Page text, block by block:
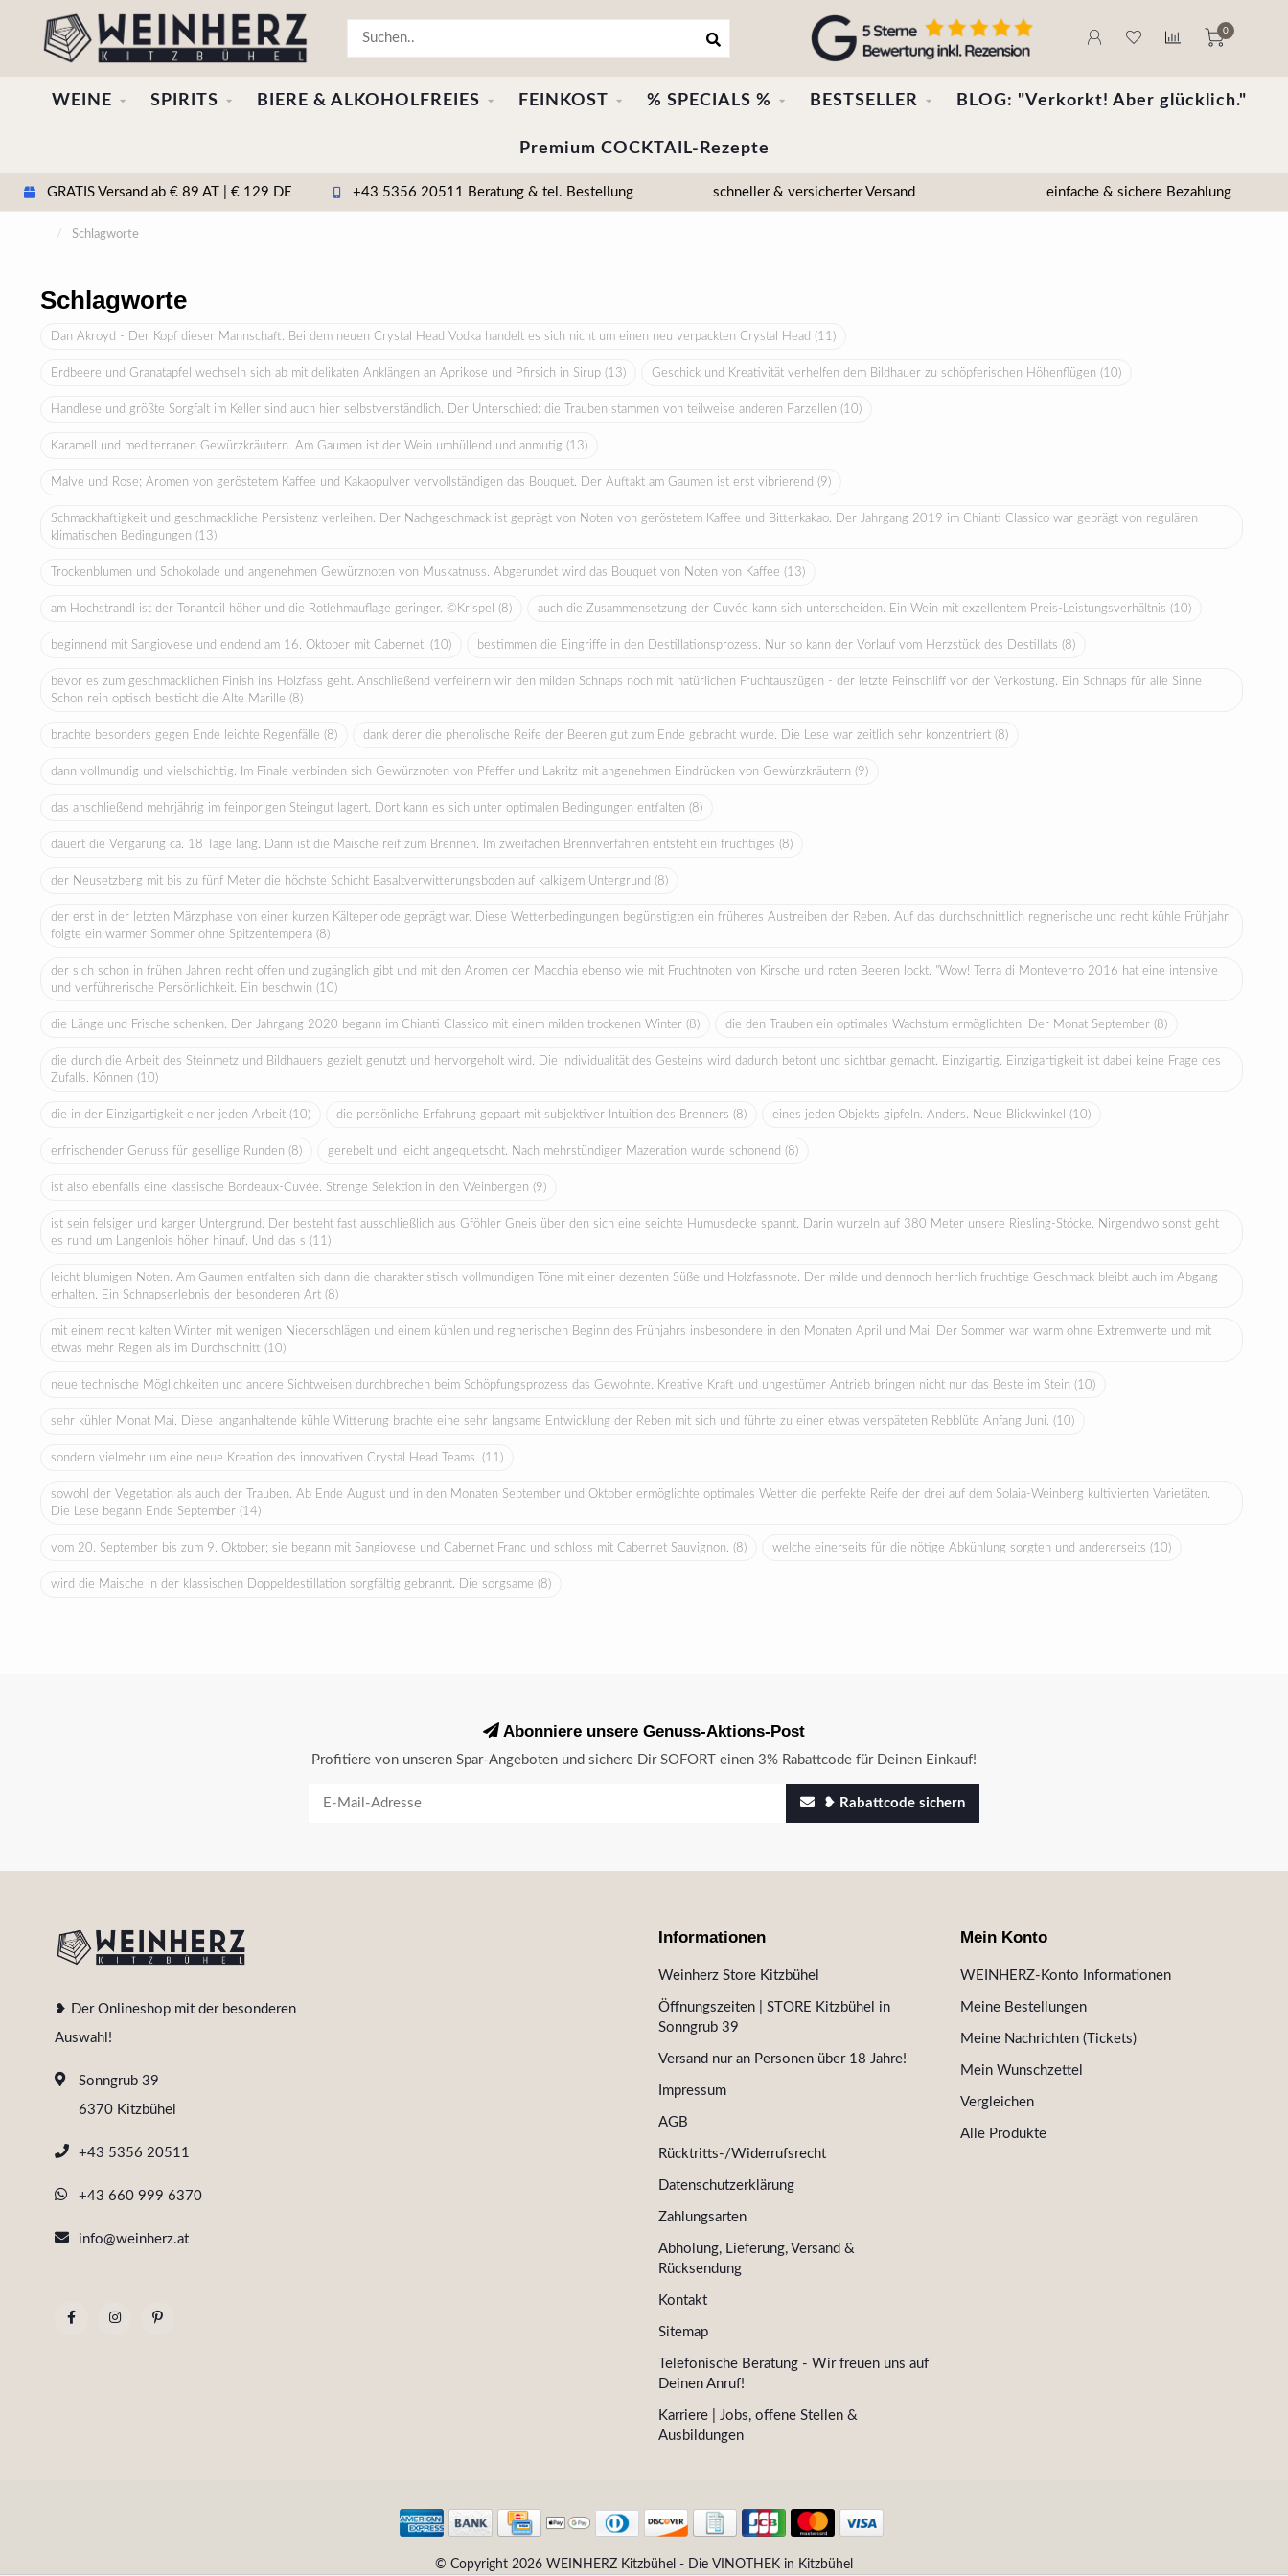
0
WEINE SPIRITS BIERE & ALKOHOLFREIES FEINKOST % SPECIALS % BESTSELLER BLOG: "Verkorkt! Aber glücklich."
Premium COCKTAIL-Rezepte
GRATIS Versand ab € 89 AT | € 129 DE +43 5356 20511 Beratung & tel. Bestellung schneller & versicherter Versand einfache & sichere Bezahlung
/ Schlagworte
Schlagworte
Dan Akroyd - Der Kopf dieser Mannschaft. Bei dem neuen Crystal Head Vodka handelt es sich nicht um einen neu verpackten Crystal Head (11)
Erdbeere und Granatapfel wechseln sich ab mit delikaten Anklängen an Aprikose und Pfirsich in Sirup (13) Geschick und Kreativität verhelfen dem Bildhauer zu schöpferischen Höhenflügen (10)
Handlese und größte Sorgfalt im Keller sind auch hier selbstverständlich. Der Unterschied: die Trauben stammen von teilweise anderen Parzellen (10)
Karamell und mediterranen Gewürzkräutern. Am Gaumen ist der Wein umhüllend und anmutig (13)
Malve und Rose; Aromen von geröstetem Kaffee und Kakaopulver vervollständigen das Bouquet. Der Auftakt am Gaumen ist erst vibrierend (9)
Schmackhaftigkeit und geschmackliche Persistenz verleihen. Der Nachgeschmack ist geprägt von Noten von geröstetem Kaffee und Bitterkakao. Der Jahrgang 2019 im Chianti Classico war geprägt von regulären
klimatischen Bedingungen (13)
Trockenblumen und Schokolade und angenehmen Gewürznoten von Muskatnuss. Abgerundet wird das Bouquet von Noten von Kaffee (13)
am Hochstrandl ist der Tonanteil höher und die Rotlehmauflage geringer. ©Krispel (8) auch die Zusammensetzung der Cuvée kann sich unterscheiden. Ein Wein mit exzellentem Preis-Leistungsverhältnis (10)
beginnend mit Sangiovese und endend am 16. Oktober mit Cabernet. (10) bestimmen die Eingriffe in den Destillationsprozess. Nur so kann der Vorlauf vom Herzstück des Destillats (8)
bevor es zum geschmacklichen Finish ins Holzfass geht. Anschließend verfeinern wir den milden Schnaps noch mit natürlichen Fruchtauszügen - der letzte Feinschliff vor der Verkostung. Ein Schnaps für alle Sinne
Schon rein optisch besticht die Alte Marille (8)
brachte besonders gegen Ende leichte Regenfälle (8) dank derer die phenolische Reife der Beeren gut zum Ende gebracht wurde. Die Lese war zeitlich sehr konzentriert (8)
dann vollmundig und vielschichtig. Im Finale verbinden sich Gewürznoten von Pfeffer und Lakritz mit angenehmen Eindrücken von Gewürzkräutern (9)
das anschließend mehrjährig im feinporigen Steingut lagert. Dort kann es sich unter optimalen Bedingungen entfalten (8)
dauert die Vergärung ca. 18 Tage lang. Dann ist die Maische reif zum Brennen. Im zweifachen Brennverfahren entsteht ein fruchtiges (8)
der Neusetzberg mit bis zu fünf Meter die höchste Schicht Basaltverwitterungsboden auf kalkigem Untergrund (8)
der erst in der letzten Märzphase von einer kurzen Kälteperiode geprägt war. Diese Wetterbedingungen begünstigten ein früheres Austreiben der Reben. Auf das durchschnittlich regnerische und recht kühle Frühjahr
folgte ein warmer Sommer ohne Spitzentempera (8)
der sich schon in frühen Jahren recht offen und zugänglich gibt und mit den Aromen der Macchia ebenso wie mit Fruchtnoten von Kirsche und roten Beeren lockt. "Wow! Terra di Monteverro 2016 hat eine intensive
und verführerische Persönlichkeit. Ein beschwin (10)
die Länge und Frische schenken. Der Jahrgang 2020 begann im Chianti Classico mit einem milden trockenen Winter (8) die den Trauben ein optimales Wachstum ermöglichten. Der Monat September (8)
die durch die Arbeit des Steinmetz und Bildhauers gezielt genutzt und hervorgeholt wird. Die Individualität des Gesteins wird dadurch betont und sichtbar gemacht. Einzigartig. Einzigartigkeit ist dabei keine Frage des
Zufalls. Können (10)
die in der Einzigartigkeit einer jeden Arbeit (10) die persönliche Erfahrung gepaart mit subjektiver Intuition des Brenners (8) eines jeden Objekts gipfeln. Anders. Neue Blickwinkel (10)
erfrischender Genuss für gesellige Runden (8) gerebelt und leicht angequetscht. Nach mehrstündiger Mazeration wurde schonend (8)
ist also ebenfalls eine klassische Bordeaux-Cuvée. Strenge Selektion in den Weinbergen (9)
ist sein felsiger und karger Untergrund. Der besteht fast ausschließlich aus Gföhler Gneis über den sich eine seichte Humusdecke spannt. Darin wurzeln auf 380 Meter unsere Riesling-Stöcke. Nirgendwo sonst geht
es rund um Langenlois höher hinauf. Und das s (11)
leicht blumigen Noten. Am Gaumen entfalten sich dann die charakteristisch vollmundigen Töne mit einer dezenten Süße und Holzfassnote. Der milde und dennoch herrlich fruchtige Geschmack bleibt auch im Abgang
erhalten. Ein Schnapserlebnis der besonderen Art (8)
mit einem recht kalten Winter mit wenigen Niederschlägen und einem kühlen und regnerischen Beginn des Frühjahrs insbesondere in den Monaten April und Mai. Der Sommer war warm ohne Extremwerte und mit
etwas mehr Regen als im Durchschnitt (10)
neue technische Möglichkeiten und andere Sichtweisen durchbrechen beim Schöpfungsprozess das Gewohnte. Kreative Kraft und ungestümer Antrieb bringen nicht nur das Beste im Stein (10)
sehr kühler Monat Mai. Diese langanhaltende kühle Witterung brachte eine sehr langsame Entwicklung der Reben mit sich und führte zu einer etwas verspäteten Rebblüte Anfang Juni. (10)
sondern vielmehr um eine neue Kreation des innovativen Crystal Head Teams. (11)
sowohl der Vegetation als auch der Trauben. Ab Ende August und in den Monaten September und Oktober ermöglichte optimales Wetter die perfekte Reife der drei auf dem Solaia-Weinberg kultivierten Varietäten.
Die Lese begann Ende September (14)
vom 20. September bis zum 9. Oktober; sie begann mit Sangiovese und Cabernet Franc und schloss mit Cabernet Sauvignon. (8) welche einerseits für die nötige Abkühlung sorgten und andererseits (10)
wird die Maische in der klassischen Doppeldestillation sorgfältig gebrannt. Die sorgsame (8)
Abonniere unsere Genuss-Aktions-Post
Profitiere von unseren Spar-Angeboten und sichere Dir SOFORT einen 3% Rabattcode für Deinen Einkauf!
❥ Rabattcode sichern
❥ Der Onlineshop mit der besonderen
Auswahl!
Sonngrub 39
6370 Kitzbühel
+43 5356 20511
+43 660 999 6370
info@weinherz.at
Informationen
Weinherz Store Kitzbühel
Öffnungszeiten | STORE Kitzbühel in
Sonngrub 39
Versand nur an Personen über 18 Jahre!
Impressum
AGB
Rücktritts-/Widerrufsrecht
Datenschutzerklärung
Zahlungsarten
Abholung, Lieferung, Versand &
Rücksendung
Kontakt
Sitemap
Telefonische Beratung - Wir freuen uns auf
Deinen Anruf!
Karriere | Jobs, offene Stellen &
Ausbildungen
Mein Konto
WEINHERZ-Konto Informationen
Meine Bestellungen
Meine Nachrichten (Tickets)
Mein Wunschzettel
Vergleichen
Alle Produkte
© Copyright 2026 WEINHERZ Kitzbühel - Die VINOTHEK in Kitzbühel